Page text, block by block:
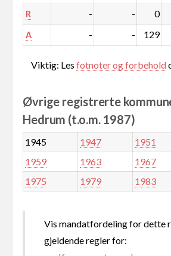
R - - 0
A - - 129
Viktig: Lesfotnoter og forbehold
Øvrige registrerte
Hedrum (t.o.m. 1987)
1945 1947 1951
1959
1963 1967
1975
1979 1983
Vis mandatfordeling for dette
gjeldende regler for: